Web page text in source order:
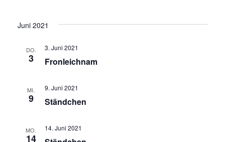
Juni 2021
DO.
3 Fronleichnam
3. Juni 2021
MI.
9 Ständchen
9. Juni 2021
MO.
14
14. Juni 2021